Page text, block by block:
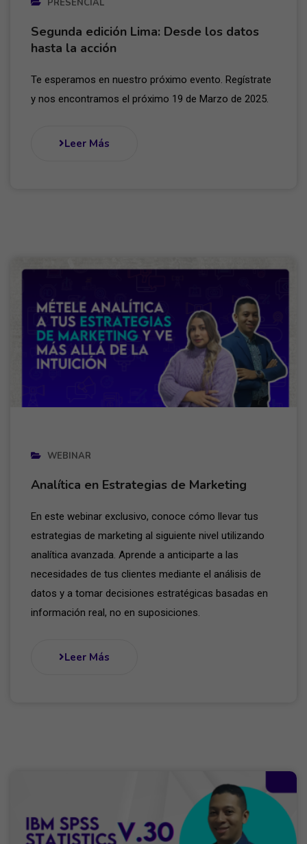
PRESENCIAL
Segunda edición Lima: Desde los datos
hasta la acción
Te esperamos en nuestro próximo evento. Regístrate
y nos encontramos el próximo 19 de Marzo de 2025.
Leer Más
WEBINAR
Analítica en Estrategias de Marketing
En este webinar exclusivo, conoce cómo llevar tus
estrategias de marketing al siguiente nivel utilizando
analítica avanzada. Aprende a anticiparte a las
necesidades de tus clientes mediante el análisis de
datos y a tomar decisiones estratégicas basadas en
información real, no en suposiciones.
Leer Más